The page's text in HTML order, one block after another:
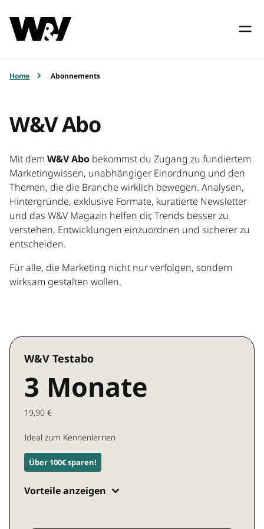
Home Abonnements
W&V Abo
Mit dem W&V Abo bekommst du Zugang zu fundiertem
Marketingwissen, unabhängiger Einordnung und den
Themen, die die Branche wirklich bewegen. Analysen,
Hintergründe, exklusive Formate, kuratierte Newsletter
und das W&V Magazin helfen dir, Trends besser zu
verstehen, Entwicklungen einzuordnen und sicherer zu
entscheiden.
Für alle, die Marketing nicht nur verfolgen, sondern
wirksam gestalten wollen.
W&V Testabo
3 Monate
19,90 €
Ideal zum Kennenlernen
Über 100€ sparen!
Vorteile anzeigen